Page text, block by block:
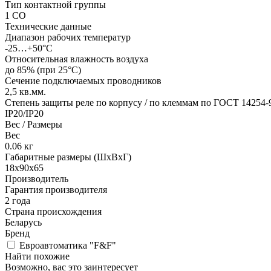
Тип контактной группы
1 СO
Технические данные
Диапазон рабочих температур
-25…+50°С
Относительная влажность воздуха
до 85% (при 25°С)
Сечение подключаемых проводников
2,5 кв.мм.
Степень защиты реле по корпусу / по клеммам по ГОСТ 14254-
IP20/IP20
Вес / Размеры
Вес
0.06 кг
Габаритные размеры (ШхВхГ)
18х90х65
Производитель
Гарантия производителя
2 года
Страна происхождения
Беларусь
Бренд
Евроавтоматика "F&F"
Найти похожие
Возможно, вас это заинтересует